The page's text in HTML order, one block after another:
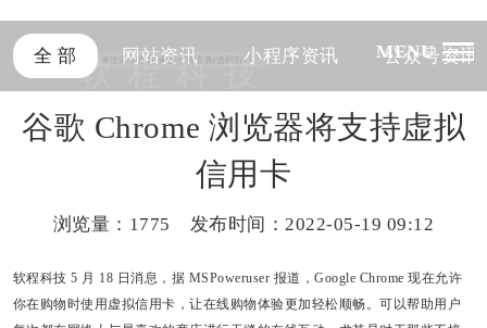
软 程 科 技
专注定制开发,承接全国业务(含同行)
MENU
全 部 网站资讯 小程序资讯 公众号资讯
谷歌 Chrome 浏览器将支持虚拟
信用卡
浏览量： 1775 发布时间：2022-05-19 09:12
软程科技 5 月 18 日消息，据 MSPoweruser 报道，Google Chrome 现在允许
你在购物时使用虚拟信用卡，让在线购物体验更加轻松顺畅。可以帮助用户